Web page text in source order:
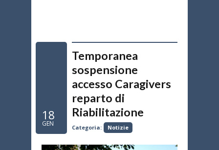
18
GEN
Temporanea
sospensione
accesso Caragivers
reparto di
Riabilitazione
Categoria: Notizie